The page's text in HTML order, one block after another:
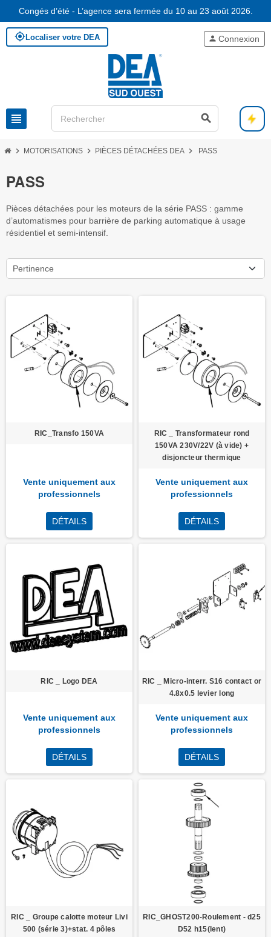
Congés d’été - L’agence sera fermée du 10 au 23 août 2026.
my_locationLocaliser votre DEA
view_headline search
person Connexion
chevron_right MOTORISATIONS chevron_right PIÈCES DÉTACHÉES DEA chevron_right PASS
PASS
Pièces détachées pour les moteurs de la série PASS : gamme
d’automatismes pour barrière de parking automatique à usage
résidentiel et semi-intensif.
Pertinence
RIC_Transfo 150VA
Vente uniquement aux
professionnels
DÉTAILS
RIC _ Transformateur rond
150VA 230V/22V (à vide) +
disjoncteur thermique
Vente uniquement aux
professionnels
DÉTAILS
RIC _ Logo DEA
Vente uniquement aux
professionnels
DÉTAILS
RIC _ Micro-interr. S16 contact or
4.8x0.5 levier long
Vente uniquement aux
professionnels
DÉTAILS
RIC _ Groupe calotte moteur Livi
500 (série 3)+stat. 4 pôles
RIC_GHOST200-Roulement - d25
D52 h15(lent)